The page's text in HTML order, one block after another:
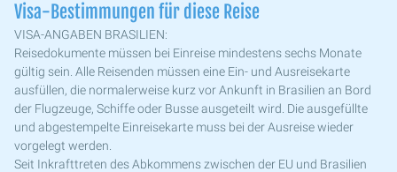
Visa-Bestimmungen für diese Reise
VISA-ANGABEN BRASILIEN:
Reisedokumente müssen bei Einreise mindestens sechs Monate
gültig sein. Alle Reisenden müssen eine Ein- und Ausreisekarte
ausfüllen, die normalerweise kurz vor Ankunft in Brasilien an Bord
der Flugzeuge, Schiffe oder Busse ausgeteilt wird. Die ausgefüllte
und abgestempelte Einreisekarte muss bei der Ausreise wieder
vorgelegt werden.
Seit Inkrafttreten des Abkommens zwischen der EU und Brasilien